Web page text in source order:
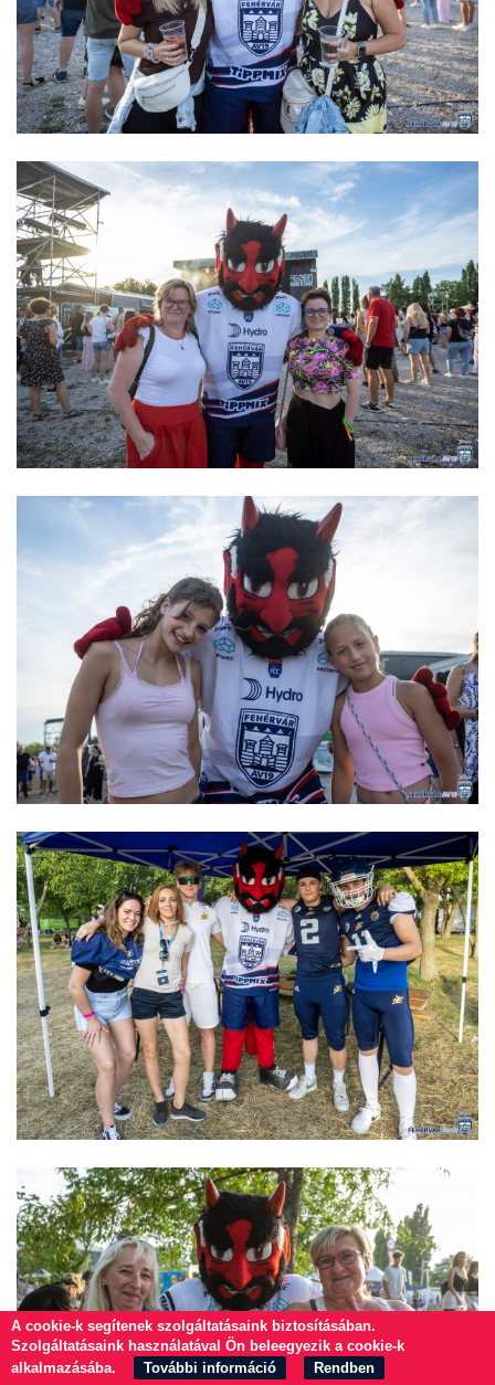
A cookie-k segítenek szolgáltatásaink biztosításában.
Szolgáltatásaink használatával Ön beleegyezik a cookie-k
alkalmazásába.
További információ Rendben